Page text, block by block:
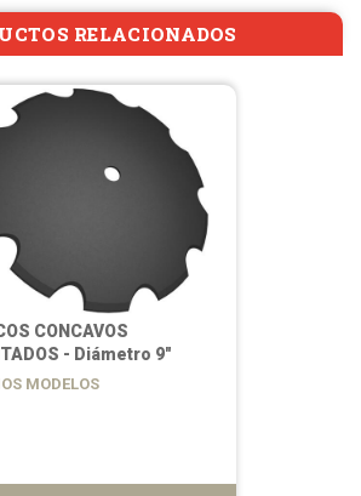
RELACIONADOS
CONCAVOS
- Diámetro 9"
MODELOS